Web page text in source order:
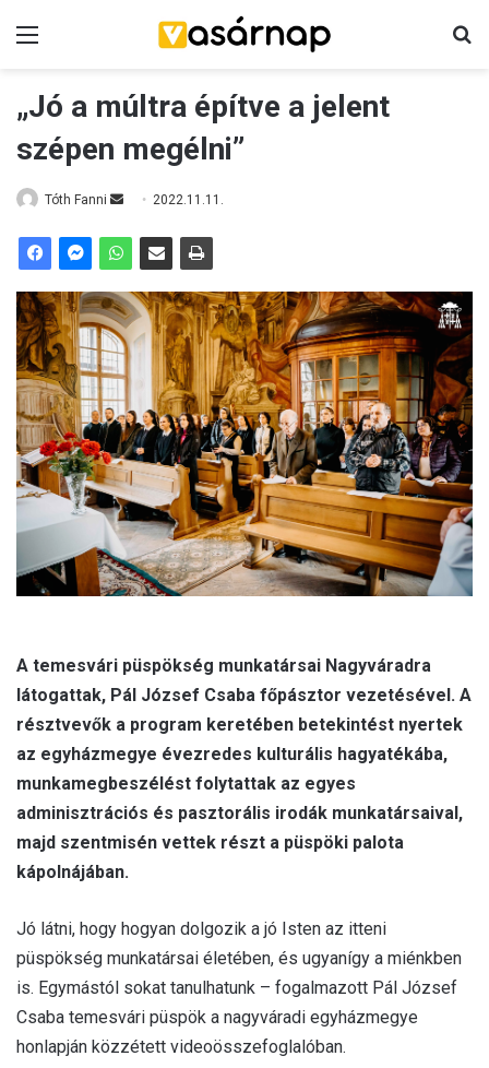
„Jó a múltra építve a jelent
szépen megélni”
Tóth Fanni
a
n
e
m
a
i
l
2022.11.11.
A temesvári püspökség munkatársai Nagyváradra
látogattak, Pál József Csaba főpásztor vezetésével. A
résztvevők a program keretében betekintést nyertek
az egyházmegye évezredes kulturális hagyatékába,
munkamegbeszélést folytattak az egyes
adminisztrációs és pasztorális irodák munkatársaival,
majd szentmisén vettek részt a püspöki palota
kápolnájában.
Jó látni, hogy hogyan dolgozik a jó Isten az itteni
püspökség munkatársai életében, és ugyanígy a miénkben
is. Egymástól sokat tanulhatunk – fogalmazott Pál József
Csaba temesvári püspök a nagyváradi egyházmegye
honlapján közzétett videoösszefoglalóban.